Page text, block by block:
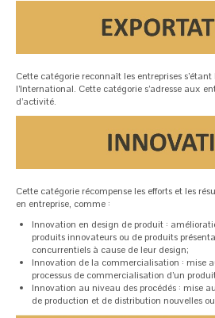
Cette catégorie reconnaît les entreprises
l’International. Cette catégorie s’adresse aux
d’activité.
Cette catégorie récompense les efforts et les
en entreprise, comme :
Innovation en design de produit :
produits innovateurs ou de produits
concurrentiels à cause de leur design;
Innovation de la commercialisation : mise
processus de commercialisation d’un
Innovation au niveau des procédés : mise
de production et de distribution nouvelles